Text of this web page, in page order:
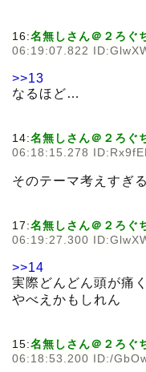
16:名無しさん＠２ろぐ
06:19:07.822
>>13
なるほど…
14:名無しさん＠２ろぐ
06:18:15.278
そのテーマ考えすぎ
17:名無しさん＠２ろぐ
06:19:27.300
>>14
実際どんどん頭が痛
やべえかもしれん
15:名無しさん＠２ろぐ
06:18:53.200 ID:/